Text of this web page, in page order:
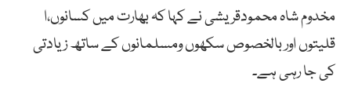
مخدوم شاہ محمودقریشی نے کہا کہ بھارت میں کسانوں،ا
قلیتوں اور بالخصوص سکھوں ومسلمانوں کے ساتھ زیادتی
کی جا رہی ہے۔